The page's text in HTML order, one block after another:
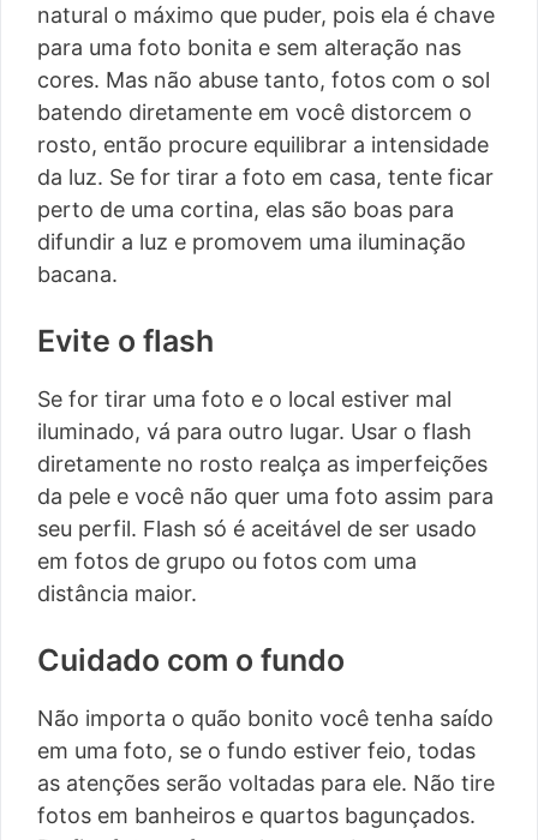
natural o máximo que puder, pois ela é chave
para uma foto bonita e sem alteração nas
cores. Mas não abuse tanto, fotos com o sol
batendo diretamente em você distorcem o
rosto, então procure equilibrar a intensidade
da luz. Se for tirar a foto em casa, tente ficar
perto de uma cortina, elas são boas para
difundir a luz e promovem uma iluminação
bacana.
Evite o flash
Se for tirar uma foto e o local estiver mal
iluminado, vá para outro lugar. Usar o flash
diretamente no rosto realça as imperfeições
da pele e você não quer uma foto assim para
seu perfil. Flash só é aceitável de ser usado
em fotos de grupo ou fotos com uma
distância maior.
Cuidado com o fundo
Não importa o quão bonito você tenha saído
em uma foto, se o fundo estiver feio, todas
as atenções serão voltadas para ele. Não tire
fotos em banheiros e quartos bagunçados.